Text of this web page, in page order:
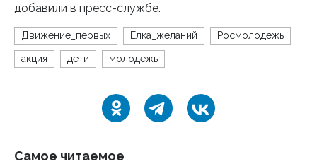
добавили в пресс-службе.
Движение_первых Елка_желаний Росмолодежь
акция дети молодежь
Самое читаемое